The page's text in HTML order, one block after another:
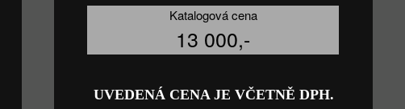
Katalogová cena
13 000,-
UVEDENÁ CENA JE VČETNĚ DPH.